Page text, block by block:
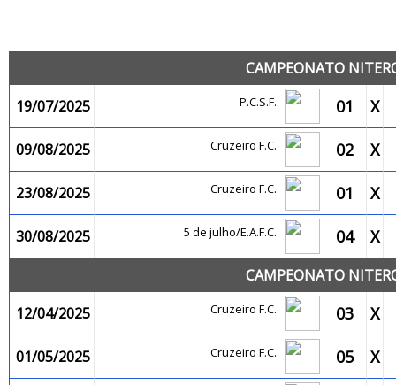
CAMPEONATO
19/07/2025
P.C.S.F. 01 X
09/08/2025 Cruzeiro F.C. 02 X
23/08/2025 Cruzeiro F.C. 01 X
30/08/2025 5 de julho/E.A.F.C. 04 X
CAMPEONATO
12/04/2025
Cruzeiro F.C. 03 X
01/05/2025 Cruzeiro F.C. 05 X